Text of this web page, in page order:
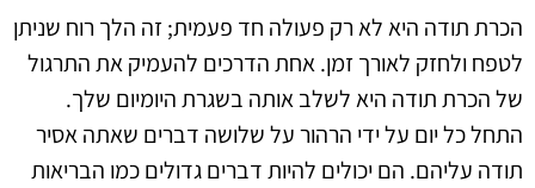
הכרת תודה היא לא רק פעולה חד פעמית; זה הלך רוח שניתן
לטפח ולחזק לאורך זמן. אחת הדרכים להעמיק את התרגול
של הכרת תודה היא לשלב אותה בשגרת היומיום שלך.
התחל כל יום על ידי הרהור על שלושה דברים שאתה אסיר
תודה עליהם. הם יכולים להיות דברים גדולים כמו הבריאות